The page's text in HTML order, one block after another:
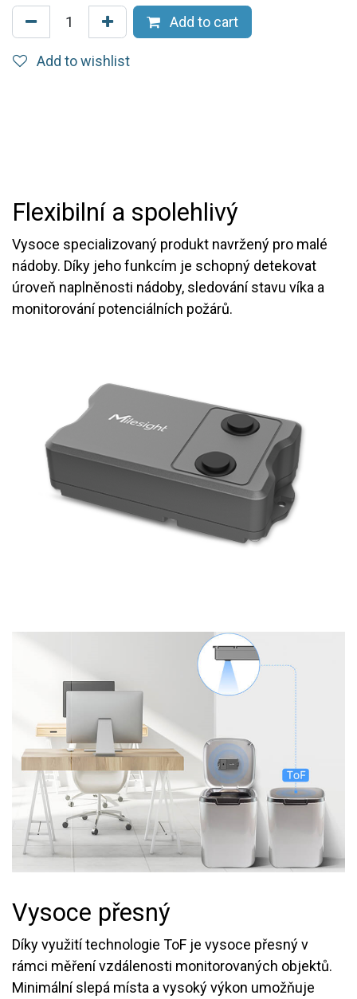
Add to cart
Add to wishlist
Flexibilní a spolehlivý
Vysoce specializovaný produkt navržený pro malé
nádoby. Díky jeho funkcím je schopný detekovat
úroveň naplněnosti nádoby, sledování stavu víka a
monitorování potenciálních požárů.
Vysoce přesný
Díky využití technologie ToF je vysoce přesný v
rámci měření vzdálenosti monitorovaných objektů.
Minimální slepá místa a vysoký výkon umožňuje